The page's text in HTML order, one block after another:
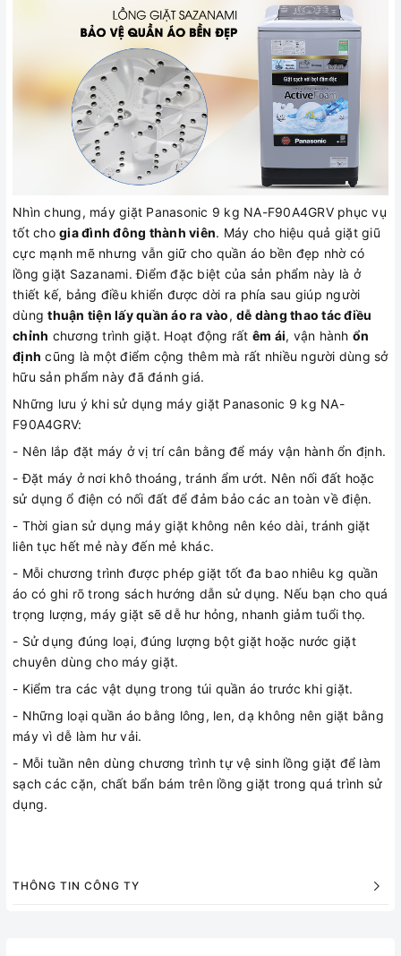
Nhìn chung, máy giặt Panasonic 9 kg NA-F90A4GRV phục vụ
tốt cho gia đình đông thành viên. Máy cho hiệu quả giặt giũ
cực mạnh mẽ nhưng vẫn giữ cho quần áo bền đẹp nhờ có
lồng giặt Sazanami. Điểm đặc biệt của sản phẩm này là ở
thiết kế, bảng điều khiển được dời ra phía sau giúp người
dùngthuận tiện lấy quần áo ra vào, dễ dàng thao tác điều
chỉnh chương trình giặt. Hoạt động rất êm ái, vận hành ổn
định cũng là một điểm cộng thêm mà rất nhiều người dùng sở
hữu sản phẩm này đã đánh giá.
Những lưu ý khi sử dụng máy giặt Panasonic 9 kg NA-
F90A4GRV:
- Nên lắp đặt máy ở vị trí cân bằng để máy vận hành ổn định.
- Đặt máy ở nơi khô thoáng, tránh ẩm ướt. Nên nối đất hoặc
sử dụng ổ điện có nối đất để đảm bảo các an toàn về điện.
- Thời gian sử dụng máy giặt không nên kéo dài, tránh giặt
liên tục hết mẻ này đến mẻ khác.
- Mỗi chương trình được phép giặt tốt đa bao nhiêu kg quần
áo có ghi rõ trong sách hướng dẫn sử dụng. Nếu bạn cho quá
trọng lượng, máy giặt sẽ dễ hư hỏng, nhanh giảm tuổi thọ.
- Sử dụng đúng loại, đúng lượng bột giặt hoặc nước giặt
chuyên dùng cho máy giặt.
- Kiểm tra các vật dụng trong túi quần áo trước khi giặt.
- Những loại quần áo bằng lông, len, dạ không nên giặt bằng
máy vì dễ làm hư vải.
- Mỗi tuần nên dùng chương trình tự vệ sinh lồng giặt để làm
sạch các cặn, chất bẩn bám trên lồng giặt trong quá trình sử
dụng.
THÔNG TIN CÔNG TY